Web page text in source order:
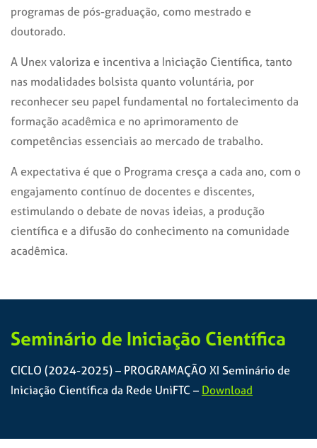
programas de pós-graduação, como mestrado e
doutorado.
A Unex valoriza e incentiva a Iniciação Científica, tanto
nas modalidades bolsista quanto voluntária, por
reconhecer seu papel fundamental no fortalecimento da
formação acadêmica e no aprimoramento de
competências essenciais ao mercado de trabalho.
A expectativa é que o Programa cresça a cada ano, com o
engajamento contínuo de docentes e discentes,
estimulando o debate de novas ideias, a produção
científica e a difusão do conhecimento na comunidade
acadêmica.
Seminário de Iniciação Científica
CICLO (2024-2025) – PROGRAMAÇÃO XI Seminário de
Iniciação Científica da Rede UniFTC – Download